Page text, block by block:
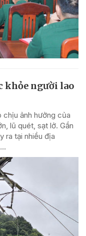
khỏe người lao
chịu ảnh hưởng của
lũ quét, sạt lở. Gần
ra tại nhiều địa